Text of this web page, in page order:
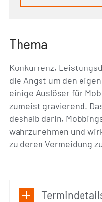
Thema
Konkurrenz,
die Angst um den
einige Auslöser für
zumeist gravierend.
deshalb darin,
wahrzunehmen und
zu deren Vermeidung